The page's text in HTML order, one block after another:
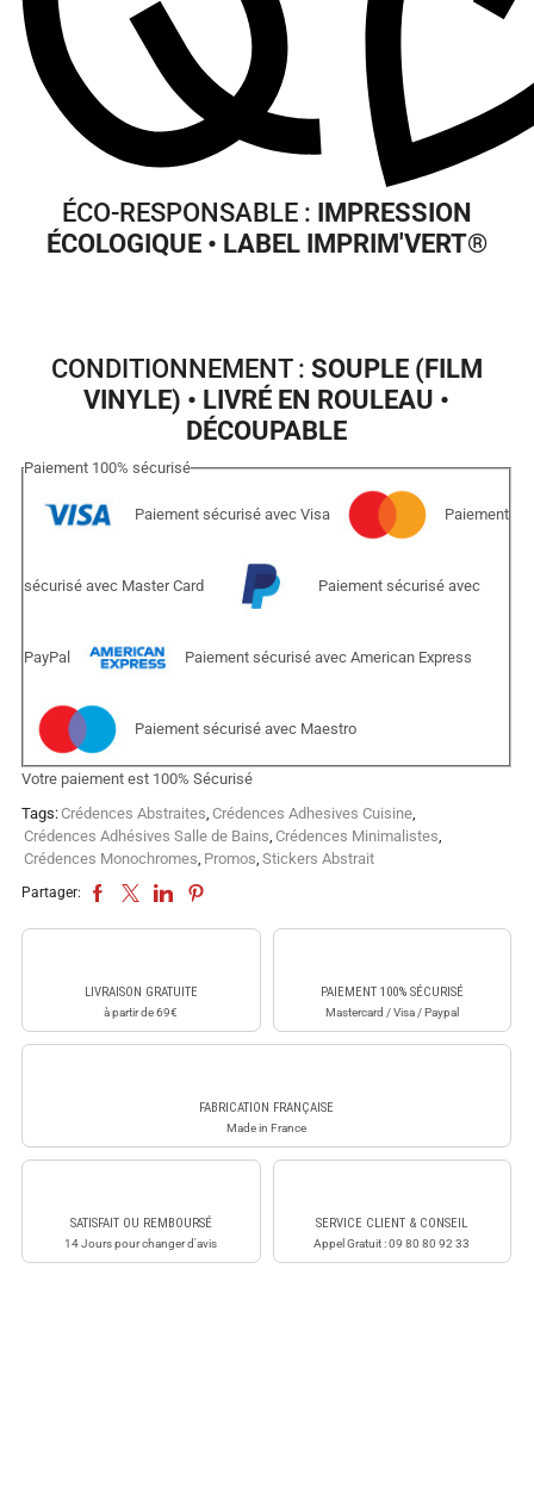
ÉCO-RESPONSABLE : IMPRESSION
ÉCOLOGIQUE • LABEL IMPRIM'VERT®
CONDITIONNEMENT : SOUPLE (FILM
VINYLE) • LIVRÉ EN ROULEAU •
DÉCOUPABLE
Paiement 100% sécurisé
Paiement sécurisé avec Visa Paiement
sécurisé avec Master Card Paiement sécurisé avec
PayPal Paiement sécurisé avec American Express
Paiement sécurisé avec Maestro
Votre paiement est 100% Sécurisé
Tags:Crédences Abstraites, Crédences Adhesives Cuisine,
Crédences Adhésives Salle de Bains, Crédences Minimalistes,
Crédences Monochromes, Promos, Stickers Abstrait
Partager:
LIVRAISON GRATUITE
à partir de 69€
PAIEMENT 100% SÉCURISÉ
Mastercard / Visa / Paypal
FABRICATION FRANÇAISE
Made in France
SATISFAIT OU REMBOURSÉ
14 Jours pour changer d'avis
SERVICE CLIENT & CONSEIL
Appel Gratuit : 09 80 80 92 33